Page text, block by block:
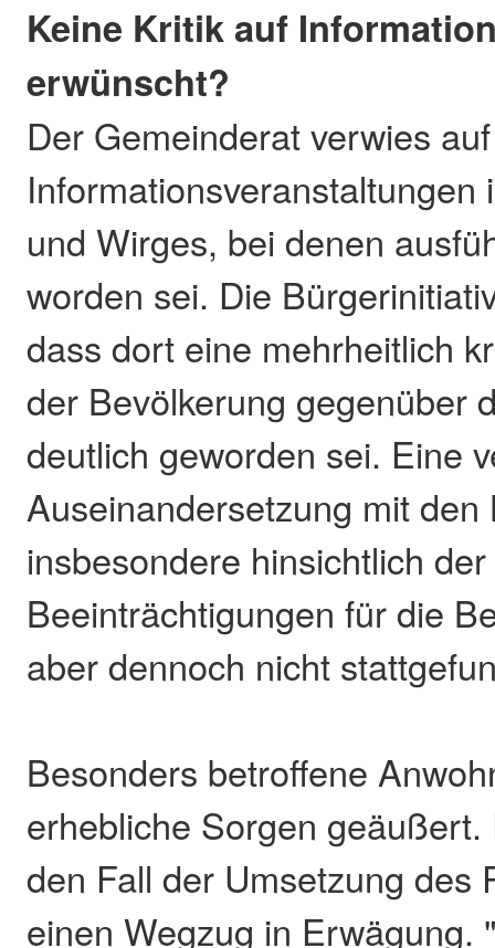
Keine Kritik auf
erwünscht?
Der Gemeinderat verwies
Informationsveranstaltungen
und Wirges, bei denen
worden sei. Die
dass dort eine mehrheitlich
der Bevölkerung gegenüber
deutlich geworden sei. Eine
Auseinandersetzung mit den
insbesondere hinsichtlich
Beeinträchtigungen für die
aber dennoch nicht
Besonders betroffene
erhebliche Sorgen
den Fall der Umsetzung des
einen Wegzug in Erwägung.